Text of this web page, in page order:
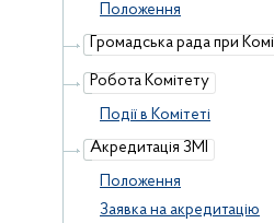
Положення
Громадська рада при
Робота Комітету
Події в Комітеті
Акредитація ЗМІ
Положення
Заявка на акредитацію